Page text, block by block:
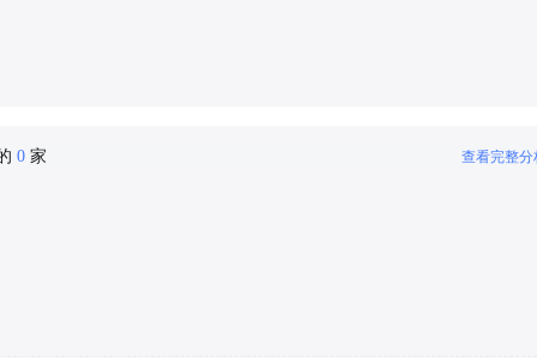
0 家 查看完整分